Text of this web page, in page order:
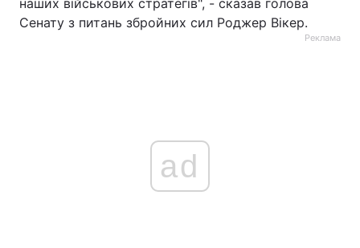
наших військових стратегів", - сказав голова
Сенату з питань збройних сил Роджер Вікер.
Реклама
ad